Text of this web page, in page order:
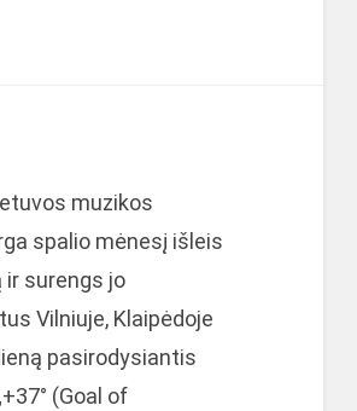
muzikos
spalio mėnesį išleis
ir surengs jo
Vilniuje, Klaipėdoje
pasirodysiantis
(Goal of